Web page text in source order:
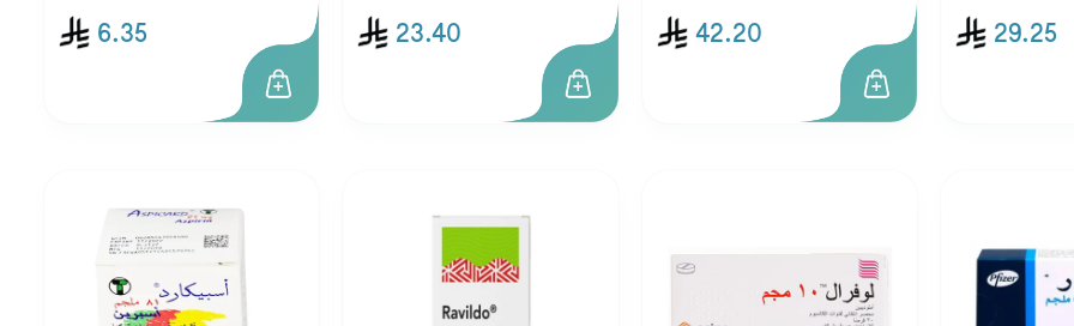
29.25
42.20
23.40
6.35